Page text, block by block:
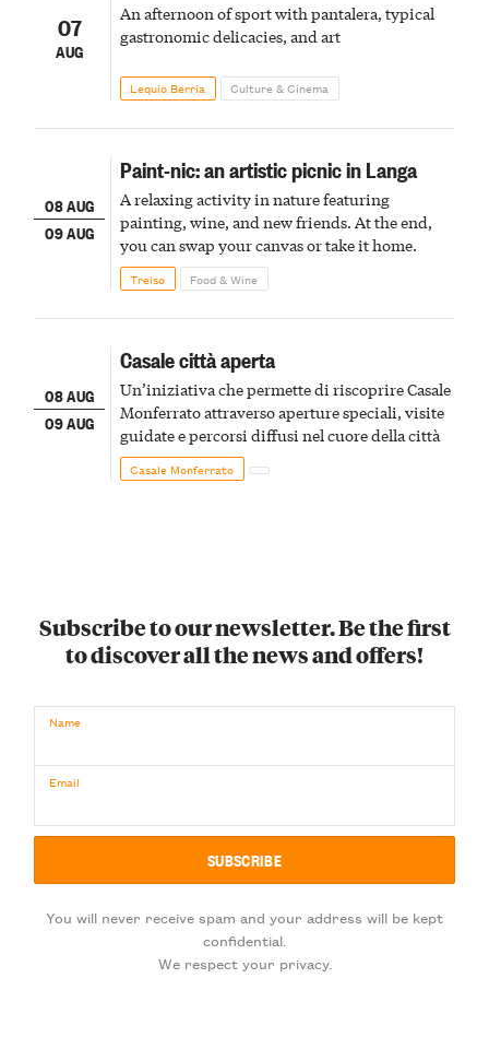
07
AUG
An afternoon of sport with pantalera, typical
gastronomic delicacies, and art
Lequio Berria Culture & Cinema
08 AUG
09 AUG
Paint-nic: an artistic picnic in Langa
A relaxing activity in nature featuring
painting, wine, and new friends. At the end,
you can swap your canvas or take it home.
Treiso Food & Wine
08 AUG
09 AUG
Casale città aperta
Un’iniziativa che permette di riscoprire Casale
Monferrato attraverso aperture speciali, visite
guidate e percorsi diffusi nel cuore della città
Casale Monferrato
Subscribe to our newsletter. Be the first
to discover all the news and offers!
Name
Email
You will never receive spam and your address will be kept
confidential.
We respect your privacy.